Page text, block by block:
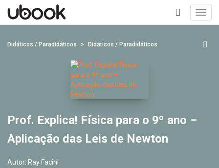
+
Didáticos / Paradidáticos Didáticos / Paradidáticos
Prof. Explica! Física para o 9º ano –
Aplicação das Leis de Newton
Autor: Ray Facini